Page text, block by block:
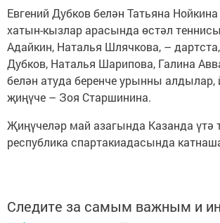
Евгений Дубков белән Татьяна
хатын-кызлар арасында өстәл
Адайкин, Наталья Шлячкова, –
Дубков, Наталья Шарипова, Галина
белән атуда беренче урынны алдылар,
җиңүче – Зоя Старшинина.
Җиңүчеләр май азагында Казанда үтә
республика спартакиадасында
Следите за самым важным и